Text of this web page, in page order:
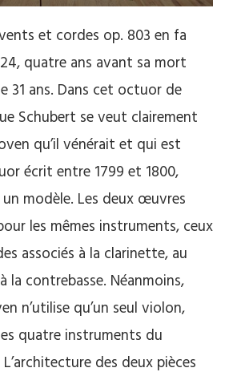
et cordes op. 803 en fa
quatre ans avant sa mort
31 ans. Dans cet octuor de
Schubert se veut clairement
qu’il vénérait et qui est
écrit entre 1799 et 1800,
modèle. Les deux œuvres
les mêmes instruments, ceux
associés à la clarinette, au
la contrebasse. Néanmoins,
n’utilise qu’un seul violon,
quatre instruments du
des deux pièces